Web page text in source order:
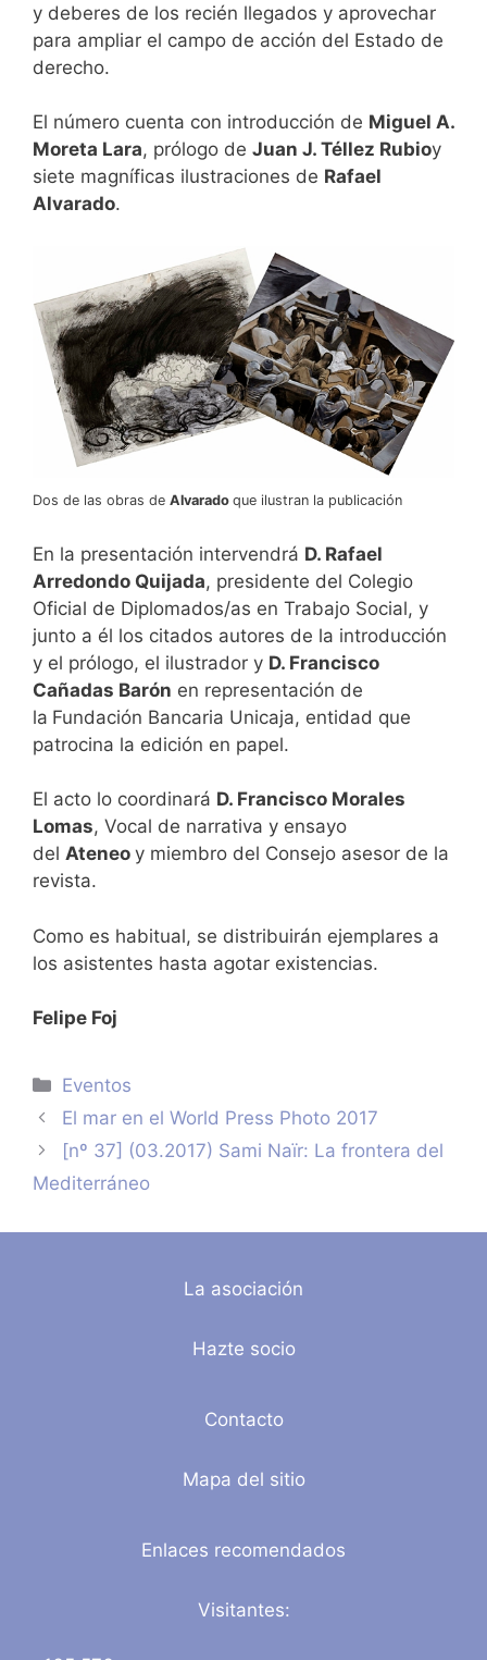
y deberes de los recién llegados y aprovechar
para ampliar el campo de acción del Estado de
derecho.
El número cuenta con introducción de Miguel A.
Moreta Lara, prólogo de Juan J. Téllez Rubioy
siete magníficas ilustraciones de Rafael
Alvarado.
Dos de las obras de Alvarado que ilustran la publicación
En la presentación intervendrá D. Rafael
Arredondo Quijada, presidente del Colegio
Oficial de Diplomados/as en Trabajo Social, y
junto a él los citados autores de la introducción
y el prólogo, el ilustrador y D. Francisco
Cañadas Barón en representación de
la Fundación Bancaria Unicaja, entidad que
patrocina la edición en papel.
El acto lo coordinará D. Francisco Morales
Lomas, Vocal de narrativa y ensayo
del Ateneo y miembro del Consejo asesor de la
revista.
Como es habitual, se distribuirán ejemplares a
los asistentes hasta agotar existencias.
Felipe Foj
Categorías
Eventos
El mar en el World Press Photo 2017
[nº 37] (03.2017) Sami Naïr: La frontera del
Mediterráneo
La asociación
Hazte socio
Contacto
Mapa del sitio
Enlaces recomendados
Visitantes: